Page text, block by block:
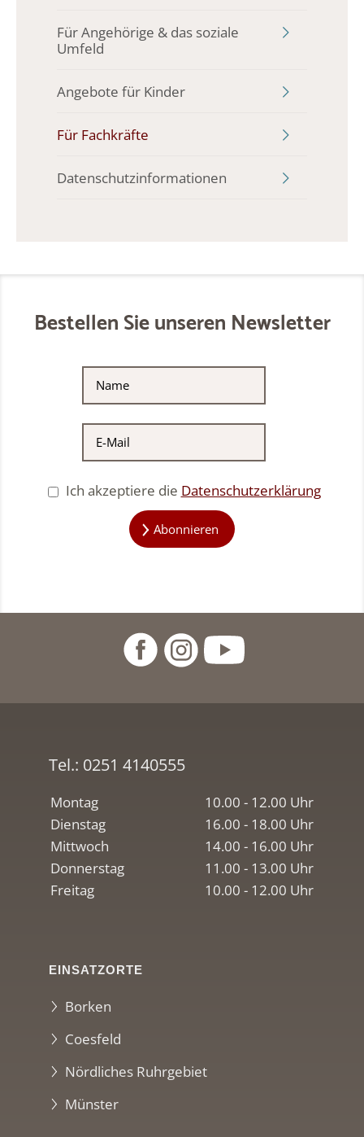
Für Angehörige & das soziale
Umfeld
Angebote für Kinder
Für Fachkräfte
Datenschutzinformationen
Bestellen Sie unseren Newsletter
Ich akzeptiere die Datenschutzerklärung
Abonnieren
Tel.: 0251 4140555
Montag
10.00 - 12.00 Uhr
Dienstag
16.00 - 18.00 Uhr
Mittwoch
14.00 - 16.00 Uhr
Donnerstag
11.00 - 13.00 Uhr
Freitag
10.00 - 12.00 Uhr
EINSATZORTE
Borken
Coesfeld
Nördliches Ruhrgebiet
Münster